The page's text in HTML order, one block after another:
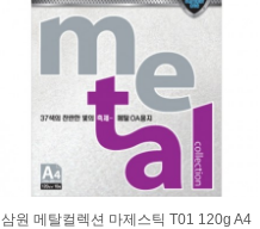
삼원 메탈컬렉션 마제스틱 T01 120g A4